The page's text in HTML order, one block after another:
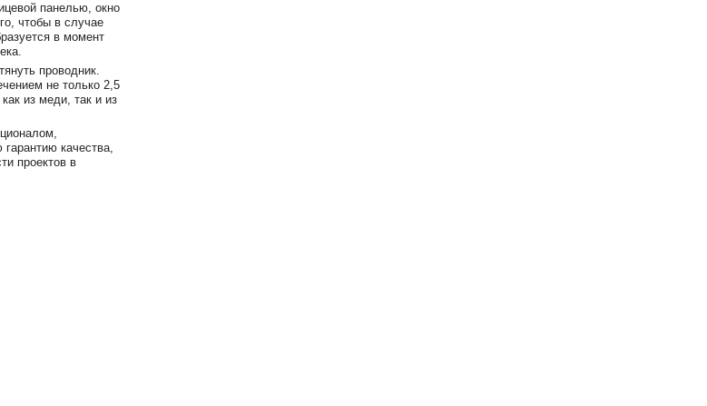
панелью, окно
чтобы в случае
в момент
проводник.
не только 2,5
из меди, так и из
качества,
проектов в